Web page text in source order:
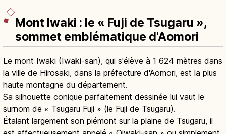
Mont Iwaki : le « Fuji de Tsugaru »,
sommet emblématique d'Aomori
Le mont Iwaki (Iwaki-san), qui s'élève à 1 624 mètres dans
la ville de Hirosaki, dans la préfecture d'Aomori, est la plus
haute montagne du département.
Sa silhouette conique parfaitement dessinée lui vaut le
surnom de « Tsugaru Fuji » (le Fuji de Tsugaru).
Étalant largement son piémont sur la plaine de Tsugaru, il